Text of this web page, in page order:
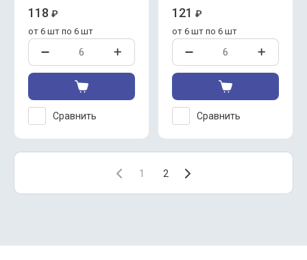
118 ₽
от 6 шт по 6 шт
Сравнить
121 ₽
от 6 шт по 6 шт
Сравнить
1 2